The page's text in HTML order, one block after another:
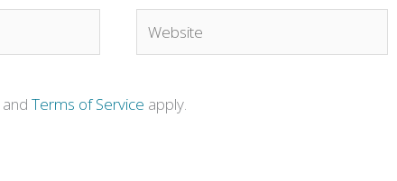
Website
and Terms of Service apply.